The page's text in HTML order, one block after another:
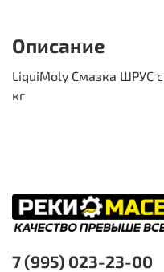
Описание
LiquiMoly Смазка ШРУС
кг
7 (995) 023-23-00